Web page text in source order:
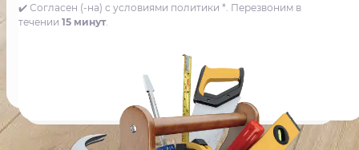
✔️ Согласен (-на) с условиями политики *. Перезвоним в
течении 15 минут.